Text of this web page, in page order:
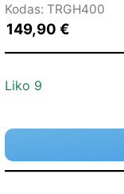
Kodas: TRGH400
149,90 €
Liko 9